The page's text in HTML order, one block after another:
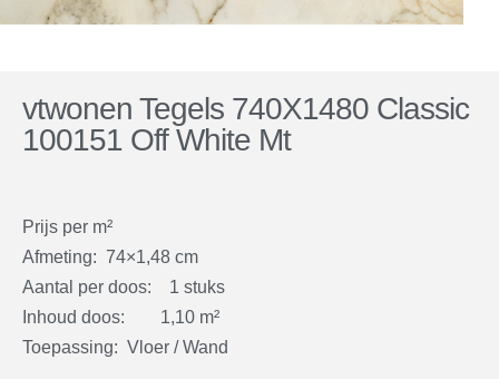
vtwonen Tegels 740X1480 Classic
100151 Off White Mt
Prijs per m²
Afmeting: 74×1,48 cm
Aantal per doos: 1 stuks
Inhoud doos: 1,10 m²
Toepassing: Vloer / Wand